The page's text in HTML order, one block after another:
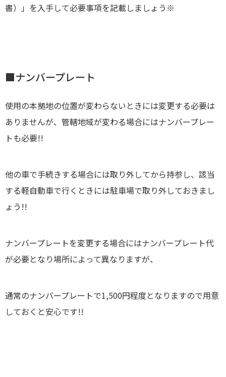
書）」を入手して必要事項を記載しましょう※
■ナンバープレート
使用の本拠地の位置が変わらないときには変更する必要は
ありませんが、管轄地域が変わる場合にはナンバープレー
トも必要!!
他の車で手続きする場合には取り外してから持参し、該当
する軽自動車で行くときには駐車場で取り外しておきまし
ょう!!
ナンバープレートを変更する場合にはナンバープレート代
が必要となり場所によって異なりますが、
通常のナンバープレートで1,500円程度となりますので用意
しておくと安心です!!